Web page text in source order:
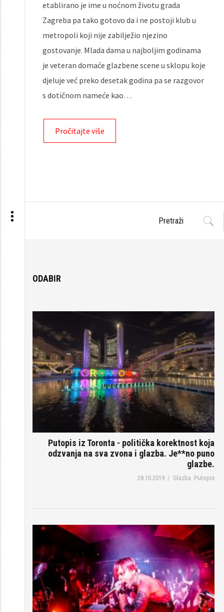
etablirano je ime u noćnom životu grada
Zagreba pa tako gotovo da i ne postoji klub u
metropoli koji nije zabilježio njezino
gostovanje. Mlada dama u najboljim godinama
je veteran domaće glazbene scene u sklopu koje
djeluje već preko desetak godina pa se razgovor
s dotičnom nameće kao…
Pročitajte više
ODABIR
Putopis iz Toronta - politička korektnost koja
odzvanja na sva zvona i glazba. Je**no puno
glazbe.
28.10.2019. / Glazba Putopis